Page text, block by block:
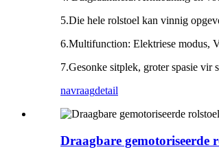
5.Die hele rolstoel kan vinnig
6.Multifunction: Elektriese modus,
7.Gesonke sitplek, groter spasie vir
navraagdetail
Draagbare gemotoriseerde